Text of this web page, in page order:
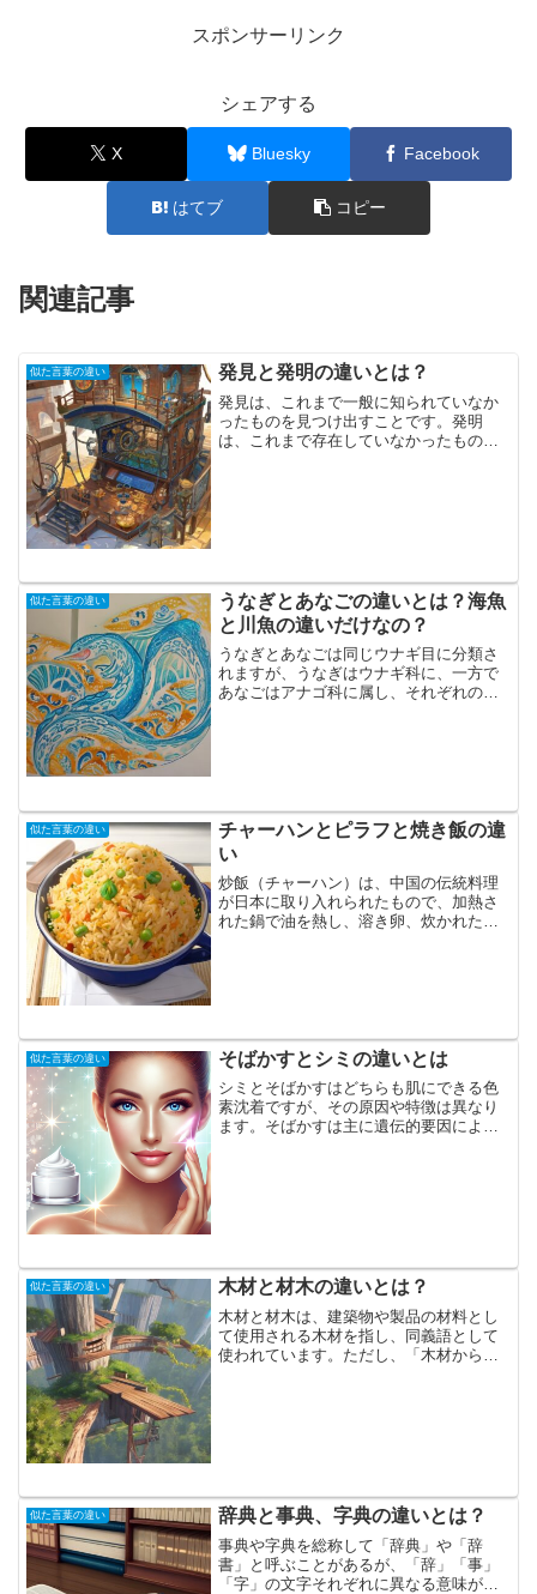
スポンサーリンク
シェアする
X Bluesky Facebook
はてブ コピー
関連記事
似た言葉の違い 発見と発明の違いとは？
発見は、これまで一般に知られていなか
ったものを見つけ出すことです。発明
は、これまで存在していなかったものを
似た言葉の違い
うなぎとあなごの違いとは？海魚
と川魚の違いだけなの？
うなぎとあなごは同じウナギ目に分類さ
れますが、うなぎはウナギ科に、一方で
あなごはアナゴ科に属し、それぞれの特
似た言葉の違い
チャーハンとピラフと焼き飯の違
い
炒飯（チャーハン）は、中国の伝統料理
が日本に取り入れられたもので、加熱さ
れた鍋で油を熱し、溶き卵、炊かれた白
似た言葉の違い そばかすとシミの違いとは
シミとそばかすはどちらも肌にできる色
素沈着ですが、その原因や特徴は異なり
ます。そばかすは主に遺伝的要因によっ
似た言葉の違い 木材と材木の違いとは？
木材と材木は、建築物や製品の材料とし
て使用される木材を指し、同義語として
使われています。ただし、「木材からパ
似た言葉の違い 辞典と事典、字典の違いとは？
事典や字典を総称して「辞典」や「辞
書」と呼ぶことがあるが、「辞」「事」
「字」の文字それぞれに異なる意味があ